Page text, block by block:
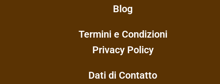
Blog
Termini e Condizioni
Privacy Policy
Dati di Contatto